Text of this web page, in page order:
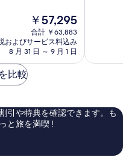
現
在
の
料
金
￥57,295
合計 ￥63,883
およびサービス料込み
8 月 31 日 ～ 9 月 1 日
ー
デ
ィ
コ
件
の
ミ
比較
引や特典を確認できます。も
と旅を満喫 !